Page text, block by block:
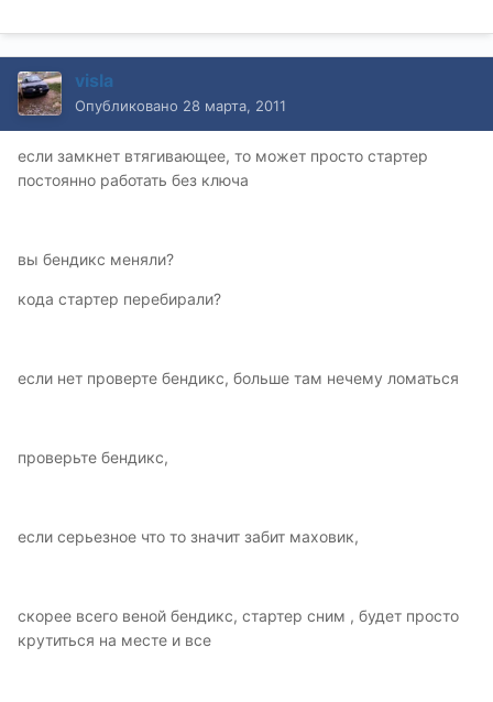
visla
Опубликовано 28 марта, 2011
если замкнет втягивающее, то может просто стартер
постоянно работать без ключа
вы бендикс меняли?
кода стартер перебирали?
если нет проверте бендикс, больше там нечему ломаться
проверьте бендикс,
если серьезное что то значит забит маховик,
скорее всего веной бендикс, стартер сним , будет просто
крутиться на месте и все